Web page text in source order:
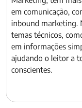
em comunicação,
inbound marketing.
temas técnicos,
em informações
ajudando o leitor a
conscientes.